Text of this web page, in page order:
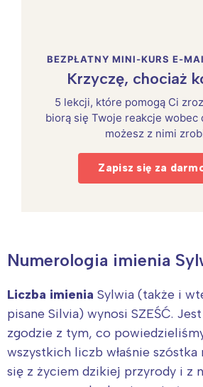
BEZPŁATNY MINI-KURS E-
Krzyczę, chociaż
5 lekcji, które pomogą Ci
biorą się Twoje reakcje
możesz z nimi
Zapisz się za
Numerologia imienia
Liczba imienia Sylwia (także i
pisane Silvia) wynosi SZEŚĆ.
zgodzie z tym, co
wszystkich liczb właśnie
się z życiem dzikiej przyrody i z